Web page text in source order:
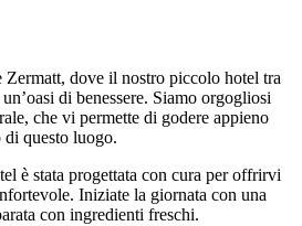
Zermatt, dove il nostro piccolo hotel tra
di benessere. Siamo orgogliosi
che vi permette di godere appieno
di questo luogo.
è stata progettata con cura per offrirvi
Iniziate la giornata con una
con ingredienti freschi.